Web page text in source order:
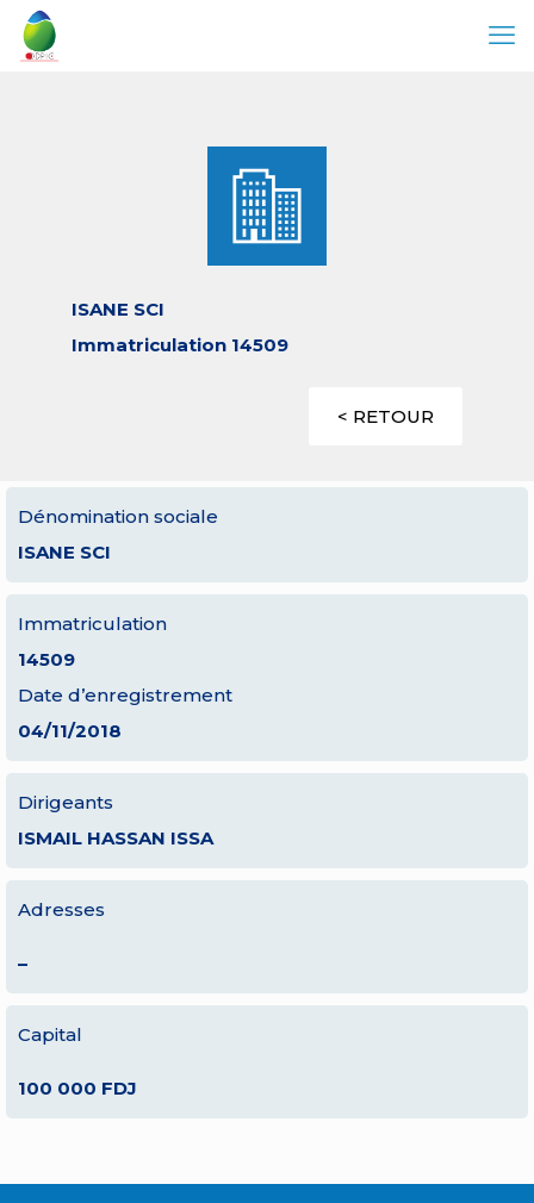
ISANE SCI
Immatriculation 14509
< RETOUR
Dénomination sociale
ISANE SCI
Immatriculation
14509
Date d’enregistrement
04/11/2018
Dirigeants
ISMAIL HASSAN ISSA
Adresses
–
Capital
100 000 FDJ